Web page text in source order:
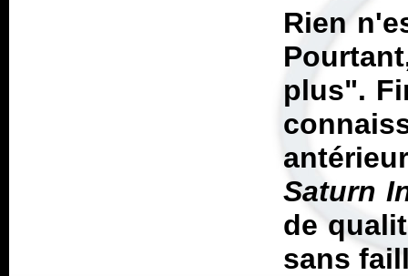
Rien
plus".
Saturn
de
sans